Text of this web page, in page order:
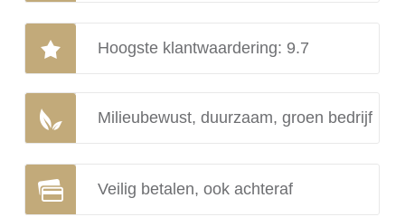
Hoogste klantwaardering: 9.7
Milieubewust, duurzaam, groen bedrijf
Veilig betalen, ook achteraf